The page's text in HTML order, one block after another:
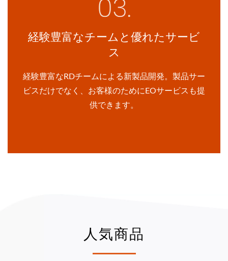
経験豊富なチームと優れたサービ
ス
経験豊富なRDチームによる新製品開発。製品サー
ビスだけでなく、お客様のためにEOサービスも提
供できます。
人気商品